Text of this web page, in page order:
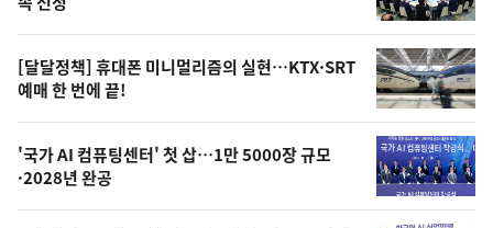
의
영
상
오
늘
[달달정책] 휴대폰 미니멀리즘의 실현…KTX·SRT
예매 한 번에 끝!
'국가 AI 컴퓨팅센터' 첫 삽…1만 5000장 규모
·2028년 완공